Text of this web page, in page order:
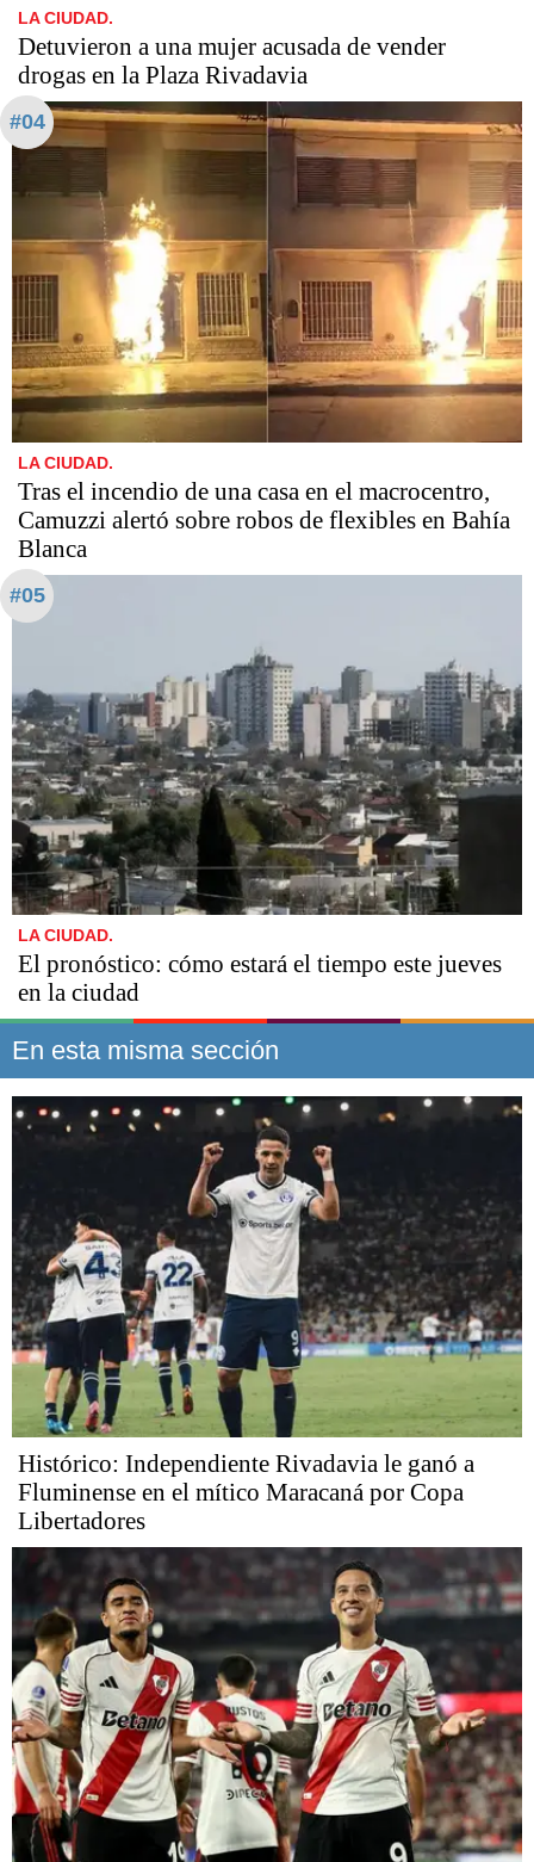
LA CIUDAD.
Detuvieron a una mujer acusada de vender
drogas en la Plaza Rivadavia
#04
LA CIUDAD.
Tras el incendio de una casa en el macrocentro,
Camuzzi alertó sobre robos de flexibles en Bahía
Blanca
#05
LA CIUDAD.
El pronóstico: cómo estará el tiempo este jueves
en la ciudad
En esta misma sección
Histórico: Independiente Rivadavia le ganó a
Fluminense en el mítico Maracaná por Copa
Libertadores